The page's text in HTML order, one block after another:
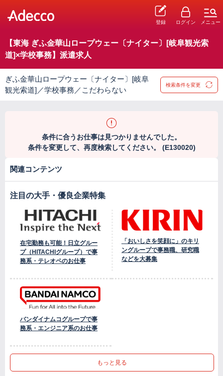
登録 ログイン メニュー
【東海 ぎふ金華山ロープウェー〔ナイター〕[岐阜観光索
道]×学校事務】派遣求人
ぎふ金華山ロープウェー〔ナイター〕[岐阜
観光索道]／学校事務／こだわらない
検索条件を変更
条件に合うお仕事は見つかりませんでした。
条件を変更して、再度検索してください。 (E130020)
関連コンテンツ
注目の大手・優良企業特集
在宅勤務も可能！日立グルー
プ（HITACHIグループ）で事
務系・テレオペのお仕事
「おいしさを笑顔に」のキリ
ングループで事務職、研究職
などを大募集
バンダイナムコグループで事
務系・エンジニア系のお仕事
もっと見る